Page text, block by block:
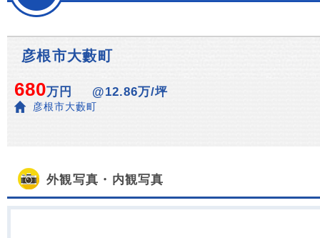
彦根市大藪町
680万円 @12.86万/坪
彦根市大藪町
外観写真・内観写真